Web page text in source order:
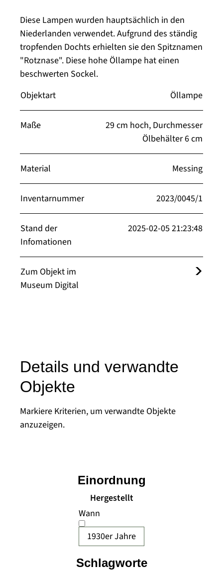
Diese Lampen wurden hauptsächlich in den
Niederlanden verwendet. Aufgrund des ständig
tropfenden Dochts erhielten sie den Spitznamen
"Rotznase". Diese hohe Öllampe hat einen
beschwerten Sockel.
Objektart
Öllampe
Maße
29 cm hoch, Durchmesser
Ölbehälter 6 cm
Material Messing
Inventarnummer 2023/0045/1
Stand der
Infomationen
2025-02-05 21:23:48
Zum Objekt im
Museum Digital
Details und verwandte
Objekte
Markiere Kriterien, um verwandte Objekte
anzuzeigen.
Hergestellt
Wann
1930er Jahre
Einordnung
Schlagworte